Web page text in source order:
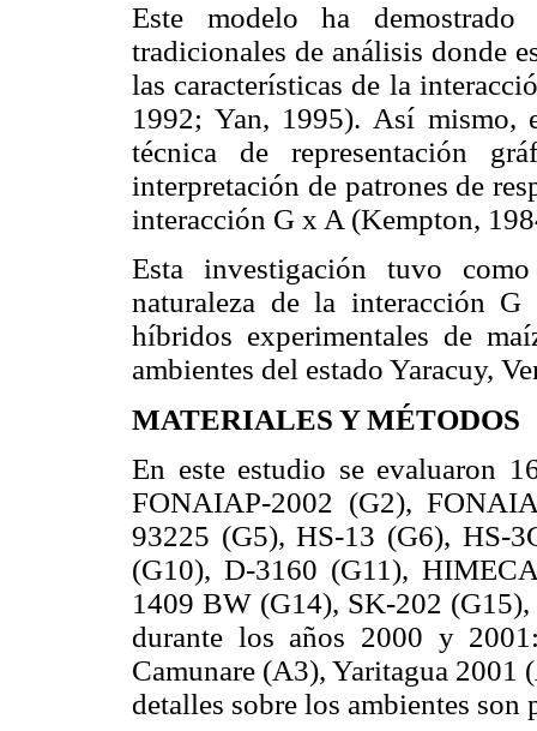
Este modelo ha
tradicionales de análisis donde
las características de la
1992; Yan, 1995). Así
técnica de representación
interpretación de patrones de
interacción G x A (Kempton,
Esta investigación tuvo
naturaleza de la interacción
híbridos experimentales de
ambientes del estado Yaracuy,
MATERIALES Y MÉTODOS
En este estudio se evaluaron
FONAIAP-2002 (G2),
93225 (G5), HS-13 (G6), HS-
(G10), D-3160 (G11),
1409 BW (G14), SK-202
durante los años 2000 y
Camunare (A3), Yaritagua
detalles sobre los ambientes son